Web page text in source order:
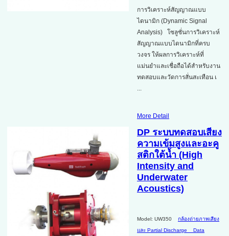
การวิเคราะห์สัญญาณแบบ
ไดนามิก (Dynamic Signal
Analysis) โซลูชั่นการวิเคราะห์
สัญญาณแบบไดนามิกที่ครบ
วงจร ให้ผลการวิเคราะห์ที่
แม่นยำและเชื่อถือได้สำหรับงาน
ทดสอบและวัดการสั่นสะเทือน เ
...
More Detail
DP ระบบทดสอบเสียง
ความเข้มสูงและอะคู
สติกใต้น้ำ (High
Intensity and
Underwater
Acoustics)
Model: UW350
กล้องถ่ายภาพเสียง
และ Partial Discharge Data